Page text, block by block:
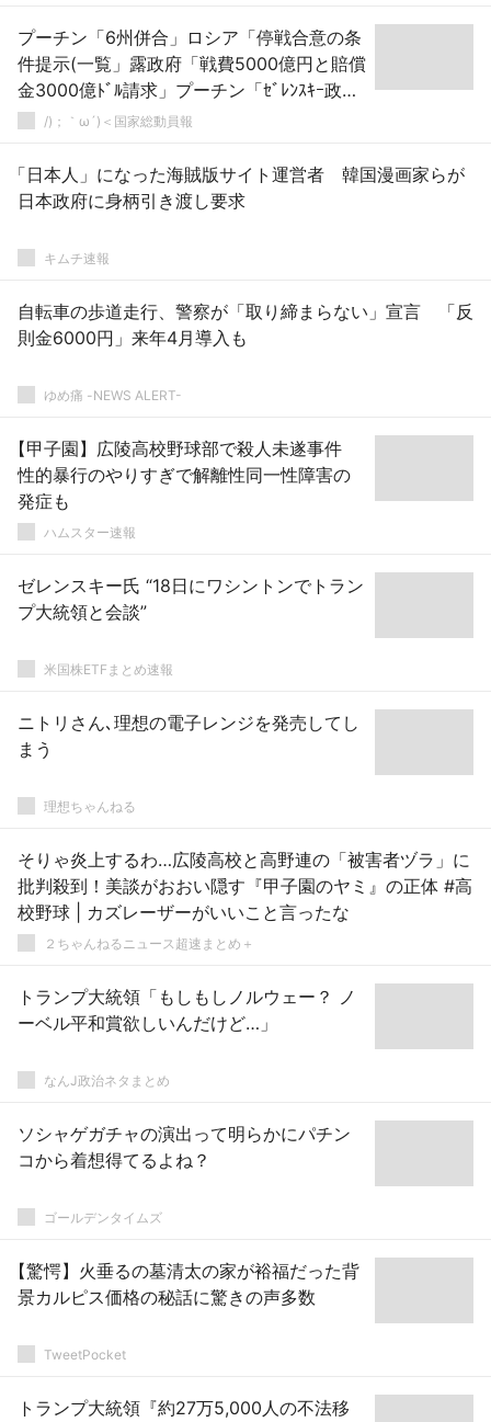
プーチン「6州併合」ロシア「停戦合意の条
件提示(一覧」露政府「戦費5000億円と賠償
金3000億ﾄﾞﾙ請求」プーチン「ｾﾞﾚﾝｽｷｰ政権
の解散要求(露側は賠償応じない」→
/)；｀ω´)＜国家総動員報
「日本人」になった海賊版サイト運営者 韓国漫画家らが
日本政府に身柄引き渡し要求
キムチ速報
自転車の歩道走行、警察が「取り締まらない」宣言 「反
則金6000円」来年4月導入も
ゆめ痛 -NEWS ALERT-
【甲子園】広陵高校野球部で殺人未遂事件
性的暴行のやりすぎで解離性同一性障害の
発症も
ハムスター速報
ゼレンスキー氏 “18日にワシントンでトラン
プ大統領と会談”
米国株ETFまとめ速報
ニトリさん､理想の電子レンジを発売してし
まう
理想ちゃんねる
そりゃ炎上するわ…広陵高校と高野連の「被害者ヅラ」に
批判殺到！美談がおおい隠す『甲子園のヤミ』の正体 #高
校野球 | カズレーザーがいいこと言ったな
２ちゃんねるニュース超速まとめ＋
トランプ大統領「もしもしノルウェー？ ノ
ーベル平和賞欲しいんだけど…」
なんJ政治ネタまとめ
ソシャゲガチャの演出って明らかにパチン
コから着想得てるよね？
ゴールデンタイムズ
【驚愕】火垂るの墓清太の家が裕福だった背
景カルピス価格の秘話に驚きの声多数
TweetPocket
トランプ大統領『約27万5,000人の不法移